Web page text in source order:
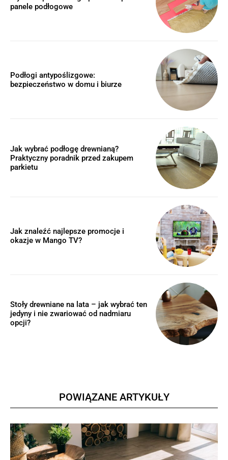
panele podłogowe
Podłogi antypoślizgowe:
bezpieczeństwo w domu i biurze
Jak wybrać podłogę drewnianą?
Praktyczny poradnik przed zakupem
parkietu
Jak znaleźć najlepsze promocje i
okazje w Mango TV?
Stoły drewniane na lata – jak wybrać ten
jedyny i nie zwariować od nadmiaru
opcji?
POWIĄZANE ARTYKUŁY